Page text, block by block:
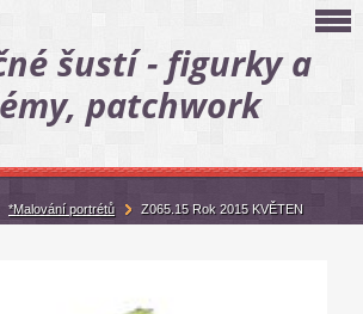
šustí - figurky a
patchwork
*Malování portrétů Z065.15 Rok 2015 KVĚTEN